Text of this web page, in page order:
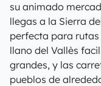
su animado
llegas a la Sierra
perfecta para rutas
llano del Vallès
grandes, y las
pueblos de